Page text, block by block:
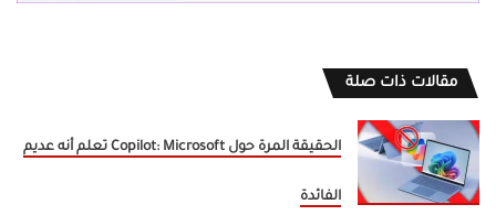
مقالات ذات صلة
الحقيقة المرة حول Copilot: Microsoft تعلم أنه عديم
الفائدة